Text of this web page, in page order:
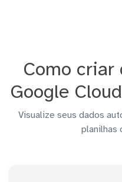
Como criar
Google
Visualize seus dados
planilhas